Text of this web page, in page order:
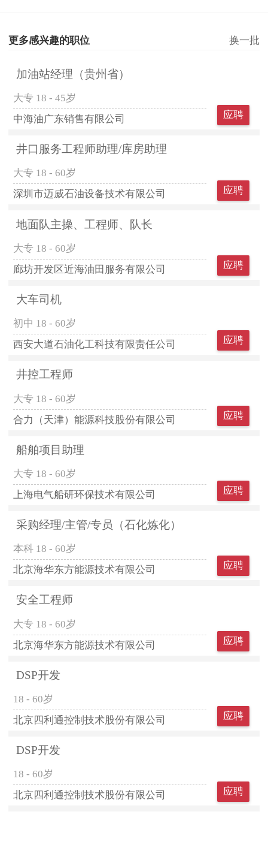
更多感兴趣的职位 换一批
加油站经理（贵州省）
大专 18 - 45岁
中海油广东销售有限公司
应聘
井口服务工程师助理/库房助理
大专 18 - 60岁
深圳市迈威石油设备技术有限公司
应聘
地面队主操、工程师、队长
大专 18 - 60岁
廊坊开发区近海油田服务有限公司
应聘
大车司机
初中 18 - 60岁
西安大道石油化工科技有限责任公司
应聘
井控工程师
大专 18 - 60岁
合力（天津）能源科技股份有限公司
应聘
船舶项目助理
大专 18 - 60岁
上海电气船研环保技术有限公司
应聘
采购经理/主管/专员（石化炼化）
本科 18 - 60岁
北京海华东方能源技术有限公司
应聘
安全工程师
大专 18 - 60岁
北京海华东方能源技术有限公司
应聘
DSP开发
18 - 60岁
北京四利通控制技术股份有限公司
应聘
DSP开发
18 - 60岁
北京四利通控制技术股份有限公司
应聘